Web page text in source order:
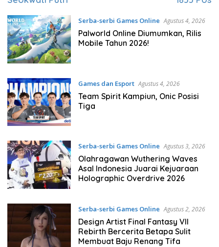
Serba-serbi Games Online Agustus 4, 2026
Palworld Online Diumumkan, Rilis
Mobile Tahun 2026!
Games dan Esport Agustus 4, 2026
Team Spirit Kampiun, Onic Posisi
Tiga
Serba-serbi Games Online Agustus 3, 2026
Olahragawan Wuthering Waves
Asal Indonesia Juarai Kejuaraan
Holographic Overdrive 2026
Serba-serbi Games Online Agustus 2, 2026
Design Artist Final Fantasy VII
Rebirth Bercerita Betapa Sulit
Membuat Baju Renang Tifa